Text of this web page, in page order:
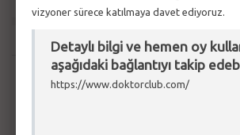
Etkinlikler
4 KAS 2025
TÜBİTAK 2209-A/B Üniversite
vizyoner sürece katılmaya davet ediyoruz.
Detaylı bilgi ve hemen oy
aşağıdaki bağlantıyı takip
https://www.doktorclub.com/